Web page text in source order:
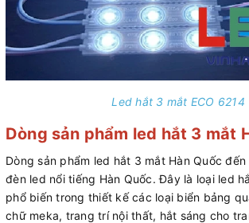
Led hắt 3 mắt ECO 6214
Dòng sản phẩm led hắt 3 mắt
Dòng sản phẩm led hắt 3 mắt Hàn Quốc
đèn led nổi tiếng Hàn Quốc. Đây là loại led
phổ biến trong thiết kế các loại biển bảng
chữ meka, trang trí nội thất, hắt sáng cho